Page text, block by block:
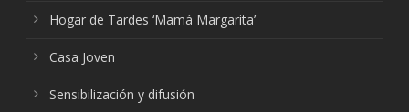
Hogar de Tardes ‘Mamá Margarita’
Casa Joven
Sensibilización y difusión